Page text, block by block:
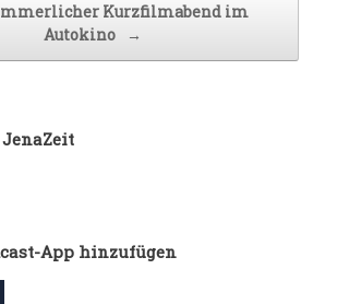
Kurzfilmabend im
Autokino
→
App hinzufügen